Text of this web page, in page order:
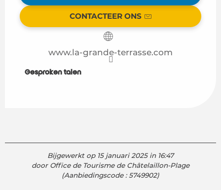
CONTACTEER ONS
www.la-grande-terrasse.com
Gesproken talen
Gesproken talen
Bijgewerkt op 15 januari 2025 in 16:47
door Office de Tourisme de Châtelaillon-Plage
(Aanbiedingscode :5749902)